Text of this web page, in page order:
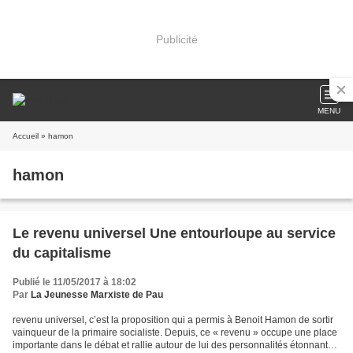
Publicité
MENU
Accueil » hamon
hamon
Le revenu universel Une entourloupe au service
du capitalisme
Publié le 11/05/2017 à 18:02
Par La Jeunesse Marxiste de Pau
revenu universel, c’est la proposition qui a permis à Benoit Hamon de sortir
vainqueur de la primaire socialiste. Depuis, ce « revenu » occupe une place
importante dans le débat et rallie autour de lui des personnalités étonnantes,